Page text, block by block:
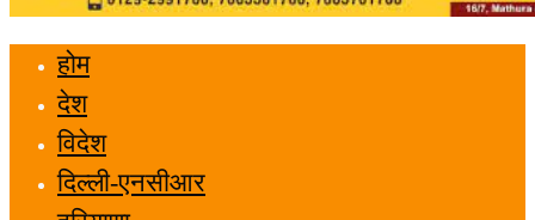
होम
देश
विदेश
दिल्ली-एनसीआर